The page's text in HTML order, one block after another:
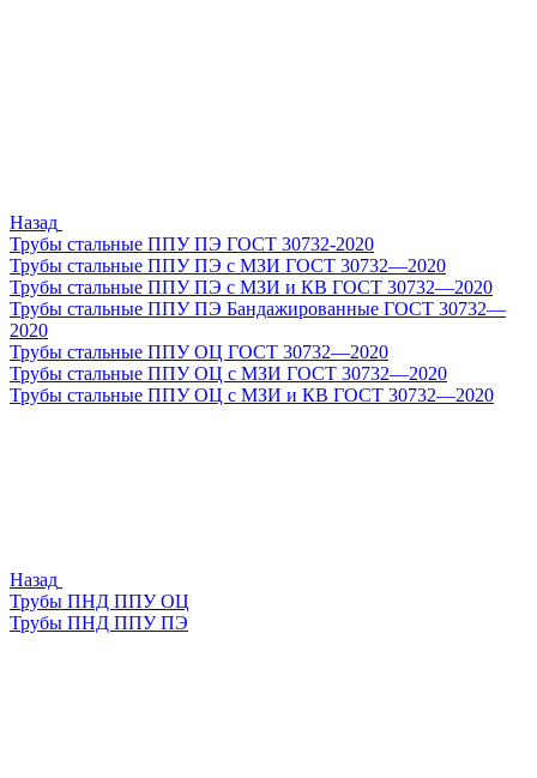
Назад
Трубы стальные ППУ ПЭ ГОСТ 30732-2020
Трубы стальные ППУ ПЭ с МЗИ ГОСТ 30732—2020
Трубы стальные ППУ ПЭ с МЗИ и КВ ГОСТ 30732—2020
Трубы стальные ППУ ПЭ Бандажированные ГОСТ 30732—
2020
Трубы стальные ППУ ОЦ ГОСТ 30732—2020
Трубы стальные ППУ ОЦ с МЗИ ГОСТ 30732—2020
Трубы стальные ППУ ОЦ с МЗИ и КВ ГОСТ 30732—2020
Назад
Трубы ПНД ППУ ОЦ
Трубы ПНД ППУ ПЭ